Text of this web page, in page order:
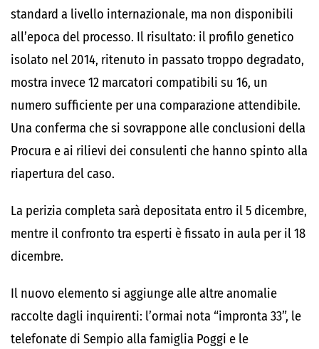
standard a livello internazionale, ma non disponibili
all’epoca del processo. Il risultato: il profilo genetico
isolato nel 2014, ritenuto in passato troppo degradato,
mostra invece 12 marcatori compatibili su 16, un
numero sufficiente per una comparazione attendibile.
Una conferma che si sovrappone alle conclusioni della
Procura e ai rilievi dei consulenti che hanno spinto alla
riapertura del caso.
La perizia completa sarà depositata entro il 5 dicembre,
mentre il confronto tra esperti è fissato in aula per il 18
dicembre.
Il nuovo elemento si aggiunge alle altre anomalie
raccolte dagli inquirenti: l’ormai nota “impronta 33”, le
telefonate di Sempio alla famiglia Poggi e le